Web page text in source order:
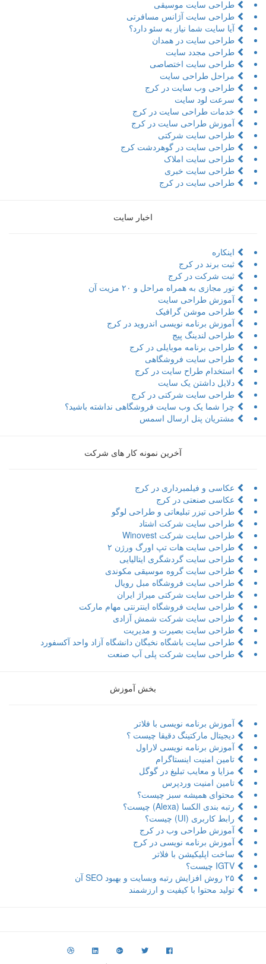
طراحی سایت موسیقی
طراحی سایت آژانس مسافرتی
آیا سایت شما نیاز به سئو دارد؟
طراحی سایت در همدان
طراحی مجدد سایت
طراحی سایت اختصاصی
مراحل طراحی سایت
طراحی وب سایت در کرج
سرعت لود سایت
خدمات طراحی سایت در کرج
آموزش طراحی سایت در کرج
طراحی سایت شرکتی
طراحی سایت در گوهردشت کرج
طراحی سایت املاک
طراحی سایت خبری
طراحی سایت در کرج
اخبار سایت
اینکاره
ثبت برند در کرج
ثبت شرکت در کرج
تور مجازی به همراه مراحل و ۲۰ مزیت آن
آموزش طراحی سایت
طراحی موشن گرافیک
آموزش برنامه نویسی اندروید در کرج
طراحی لندینگ پیج
طراحی برنامه موبایلی در کرج
طراحی سایت فروشگاهی
استخدام طراح سایت در کرج
دلایل داشتن یک سایت
طراحی سایت شرکتی در کرج
چرا شما یک وب سایت فروشگاهی نداشته باشید؟
مشتریان پنل ارسال اسمس
آخرین نمونه کار های شرکت
عکاسی و فیلمبرداری در کرج
عکاسی صنعتی در کرج
طراحی تیزر تبلیعاتی و طراحی لوگو
طراحی سایت شرکت اشتاد
طراحی سایت شرکت Winovest
طراحی سایت هات تپ اورگ ورژن ۲
طراحی سایت گردشگری ایتالیایی
طراحی سایت گروه موسیقی مکوندی
طراحی سایت فروشگاه مبل رویال
طراحی سایت شرکتی میراژ ایران
طراحی سایت فروشگاه اینترنتی مهام مارکت
طراحی سایت شرکت شمش آزادی
طراحی سایت بصیرت و مدیریت
طراحی سایت باشگاه نخبگان دانشگاه آزاد واحد آکسفورد
طراحی سایت شرکت پلی آب صنعت
بخش آموزش
آموزش برنامه نویسی با فلاتر
دیجیتال مارکتینگ دقیقا چیست ؟
آموزش برنامه نویسی لاراول
تامین امنیت اینستاگرام
مزایا و معایب تبلیغ در گوگل
تامین امنیت وردپرس
محتوای همیشه سبز چیست؟
رتبه بندی الکسا (Alexa) چیست؟
رابط کاربری (UI) چیست؟
آموزش طراحی وب در کرج
آموزش برنامه نویسی در کرج
ساخت اپلیکیشن با فلاتر
IGTV چیست؟
۲۵ روش افزایش رتبه وبسایت و بهبود SEO آن
تولید محتوا با کیفیت و ارزشمند